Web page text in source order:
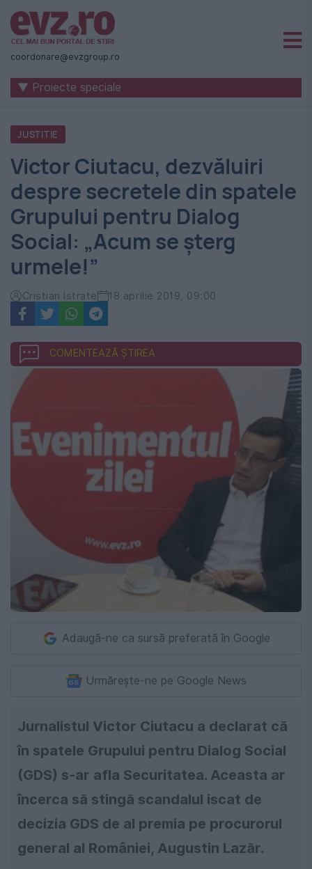
Știri
naționale
internaționale
România
-
Evenimentul
Zilei
coordonare@evzgroup.ro
▼ Proiecte speciale
JUSTITIE
Victor Ciutacu, dezvăluiri
despre secretele din spatele
Grupului pentru Dialog
Social: „Acum se șterg
urmele!”
Cristian Istrate 18 aprilie 2019, 09:00
COMENTEAZĂ ȘTIREA
Adaugă-ne ca sursă preferată în Google
Urmărește-ne pe Google News
Jurnalistul Victor Ciutacu a declarat că
în spatele Grupului pentru Dialog Social
(GDS) s-ar afla Securitatea. Aceasta ar
încerca să stingă scandalul iscat de
decizia GDS de al premia pe procurorul
general al României, Augustin Lazăr.